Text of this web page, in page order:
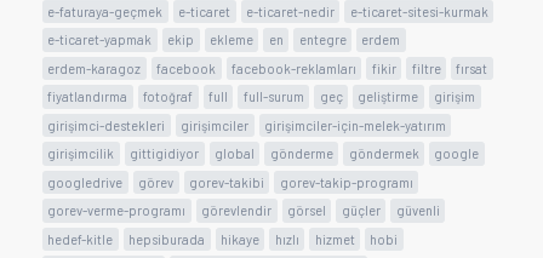
e-faturaya-geçmek
e-ticaret e-ticaret-nedir
e-ticaret-sitesi-kurmak
e-ticaret-yapmak
ekip ekleme en entegre
erdem
erdem-karagoz
facebook facebook-reklamları fikir filtre
fırsat
fiyatlandırma
fotoğraf full full-surum geç geliştirme
girişim
girişimci-destekleri
girişimciler
girişimciler-için-melek-yatırım
girişimcilik
gittigidiyor global gönderme göndermek
google
googledrive
görev gorev-takibi
gorev-takip-programı
gorev-verme-programı
görevlendir görsel güçler
güvenli
hedef-kitle
hepsiburada hikaye hızlı hizmet
hobi